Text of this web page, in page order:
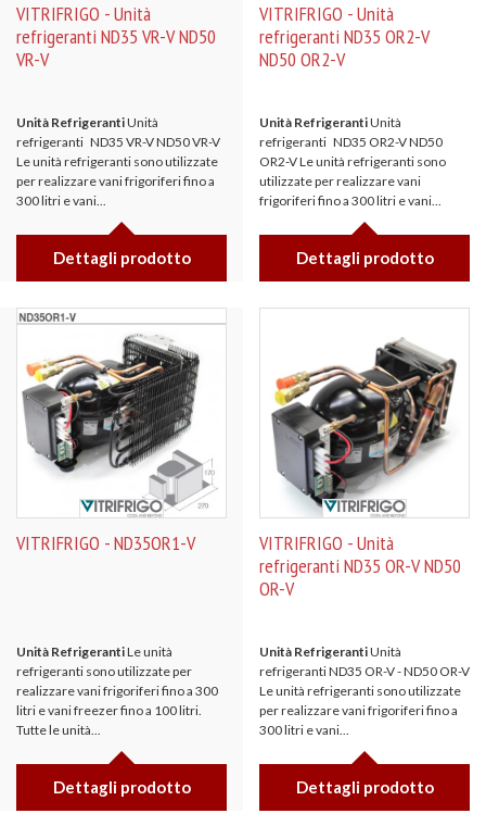
VITRIFRIGO - Unità
refrigeranti ND35 VR-V ND50
VR-V
Unità RefrigerantiUnità
refrigeranti ND35 VR-V ND50 VR-V
Le unità refrigeranti sono utilizzate
per realizzare vani frigoriferi fino a
300 litri e vani...
Dettagli prodotto
VITRIFRIGO - Unità
refrigeranti ND35 OR2-V
ND50 OR2-V
Unità RefrigerantiUnità
refrigeranti ND35 OR2-V ND50
OR2-V Le unità refrigeranti sono
utilizzate per realizzare vani
frigoriferi fino a 300 litri e vani...
Dettagli prodotto
VITRIFRIGO - ND35OR1-V
Unità RefrigerantiLe unità
refrigeranti sono utilizzate per
realizzare vani frigoriferi fino a 300
litri e vani freezer fino a 100 litri.
Tutte le unità...
Dettagli prodotto
VITRIFRIGO - Unità
refrigeranti ND35 OR-V ND50
OR-V
Unità RefrigerantiUnità
refrigeranti ND35 OR-V - ND50 OR-V
Le unità refrigeranti sono utilizzate
per realizzare vani frigoriferi fino a
300 litri e vani...
Dettagli prodotto